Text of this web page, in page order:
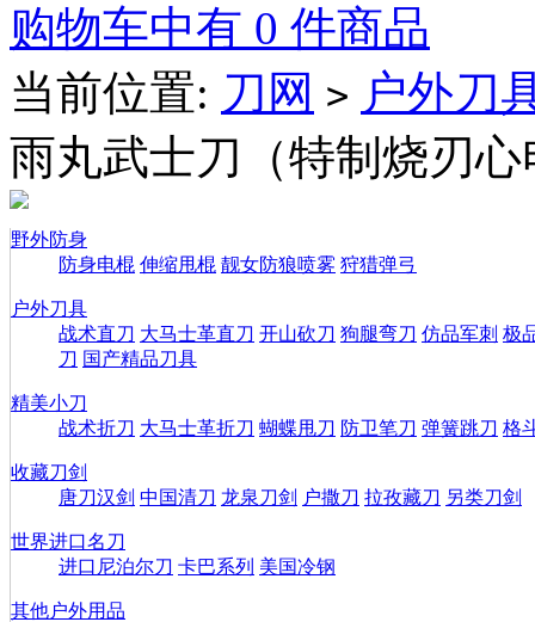
购物车中有 0 件商品
当前位置: 刀网 > 户外刀
雨丸武士刀（特制烧刃
野外防身
防身电棍 伸缩甩棍 靓女防狼喷雾 狩猎弹弓
户外刀具
战术直刀 大马士革直刀 开山砍刀 狗腿弯刀 仿品军刺 极
刀 国产精品刀具
精美小刀
战术折刀 大马士革折刀 蝴蝶甩刀 防卫笔刀 弹簧跳刀 格
收藏刀剑
唐刀汉剑 中国清刀 龙泉刀剑 户撒刀 拉孜藏刀 另类刀剑
世界进口名刀
进口尼泊尔刀 卡巴系列 美国冷钢
其他户外用品